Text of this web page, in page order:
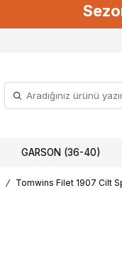
GARSON (36-40)
/ Tomwins Filet 1907 Cilt